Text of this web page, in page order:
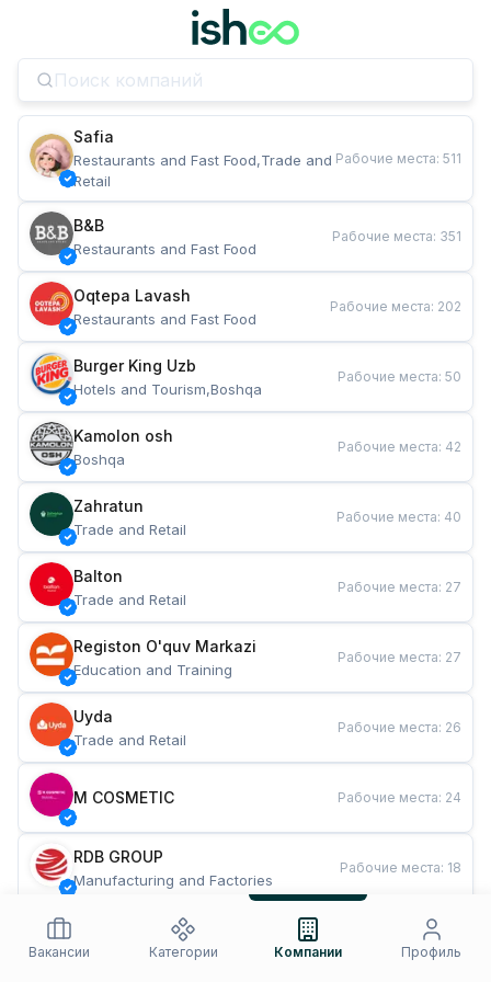
Safia
Restaurants and Fast Food,Trade and
Retail
Рабочие места: 511
B&B
Restaurants and Fast Food
Рабочие места: 351
Oqtepa Lavash
Restaurants and Fast Food
Рабочие места: 202
Burger King Uzb
Hotels and Tourism,Boshqa
Рабочие места: 50
Kamolon osh
Boshqa
Рабочие места: 42
Zahratun
Trade and Retail
Рабочие места: 40
Balton
Trade and Retail
Рабочие места: 27
Registon O'quv Markazi
Education and Training
Рабочие места: 27
Uyda
Trade and Retail
Рабочие места: 26
M COSMETIC Рабочие места: 24
RDB GROUP
Manufacturing and Factories
Рабочие места: 18
Restaurants and Fast Food
Рабочие места
Вакансии
Категории Компании Профиль